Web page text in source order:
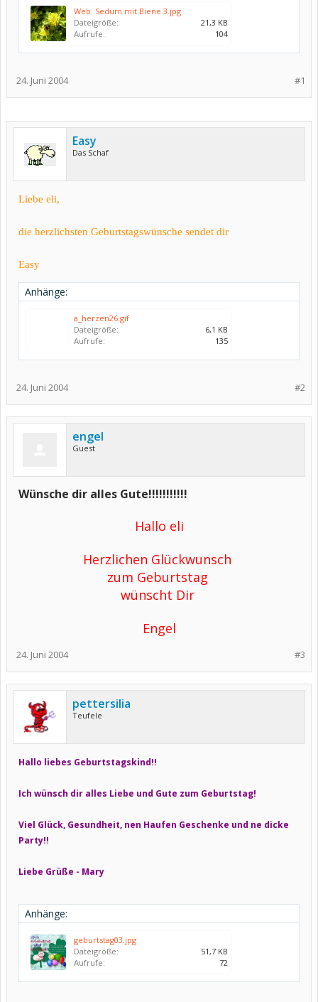
Web. Sedum mit Biene 3.jpg
Dateigröße:
21,3 KB
Aufrufe:
104
#1
24. Juni 2004
Easy
Das Schaf
Liebe eli,
die herzlichsten Geburtstagswünsche sendet dir
Easy
Anhänge:
a_herzen26.gif
Dateigröße:
6,1 KB
Aufrufe:
135
#2
24. Juni 2004
engel
Guest
Wünsche dir alles Gute!!!!!!!!!!!
Hallo eli
Herzlichen Glückwunsch
zum Geburtstag
wünscht Dir
Engel
#3
24. Juni 2004
pettersilia
Teufele
Hallo liebes Geburtstagskind!!
Ich wünsch dir alles Liebe und Gute zum Geburtstag!
Viel Glück, Gesundheit, nen Haufen Geschenke und ne dicke
Party!!
Liebe Grüße - Mary
Anhänge:
geburtstag03.jpg
Dateigröße:
51,7 KB
Aufrufe:
72